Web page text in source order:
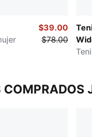
$39.00
$78.00
COMPRADOS